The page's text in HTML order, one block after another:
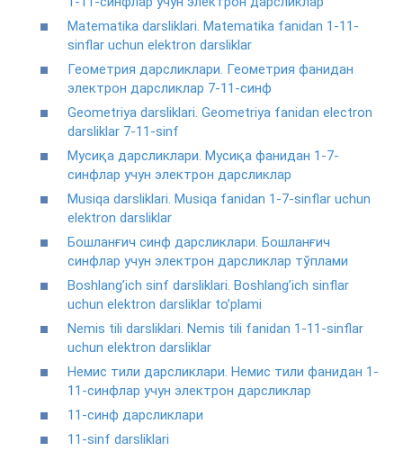
Matematika darsliklari. Matematika fanidan 1-11-
sinflar uchun elektron darsliklar
Геометрия дарсликлари. Геометрия фанидан
электрон дарсликлар 7-11-синф
Geometriya darsliklari. Geometriya fanidan electron
darsliklar 7-11-sinf
Мусиқа дарсликлари. Мусиқа фанидан 1-7-
синфлар учун электрон дарсликлар
Musiqa darsliklari. Musiqa fanidan 1-7-sinflar uchun
elektron darsliklar
Бошланғич синф дарсликлари. Бошланғич
синфлар учун электрон дарсликлар тўплами
Boshlang’ich sinf darsliklari. Boshlang’ich sinflar
uchun elektron darsliklar to’plami
Nemis tili darsliklari. Nemis tili fanidan 1-11-sinflar
uchun elektron darsliklar
Немис тили дарсликлари. Немис тили фанидан 1-
11-синфлар учун электрон дарсликлар
11-синф дарсликлари
11-sinf darsliklari